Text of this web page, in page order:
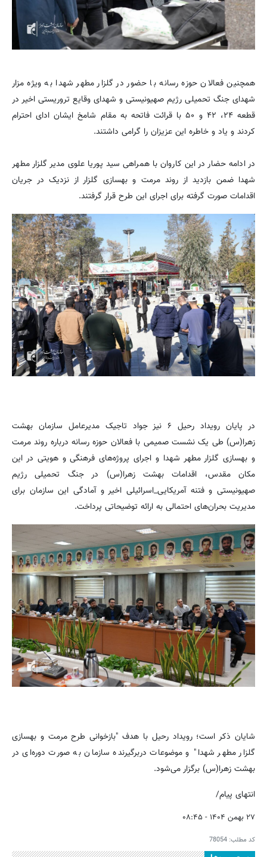
همچنین فعالان حوزه رسانه با حضور در گلزار مطهر شهدا به ویژه مزار
شهدای جنگ تحمیلی رژیم صهیونیستی و شهدای وقایع تروریستی اخیر در
قطعه ۲۴، ۴۲ و ۵۰ با قرائت فاتحه به مقام شامخ ایشان ادای احترام
کردند و یاد و خاطره این عزیزان را گرامی داشتند.
در ادامه حضار در این کاروان با همراهی سید پوریا علوی مدیر گلزار مطهر
شهدا ضمن بازدید از روند مرمت و بهسازی گلزار از نزدیک در جریان
اقدامات صورت گرفته برای اجرای این طرح قرار گرفتند.
در پایان رویداد رحیل ۶ نیز جواد تاجیک مدیرعامل سازمان بهشت
زهرا(س) طی یک نشست صمیمی با فعالان حوزه رسانه درباره روند مرمت
و بهسازی گلزار مطهر شهدا و اجرای پروژه‌های فرهنگی و هویتی در این
مکان مقدس، اقدامات بهشت زهرا(س) در جنگ تحمیلی رژیم
صهیونیستی و فتنه آمریکایی_اسرائیلی اخیر و آمادگی این سازمان برای
مدیریت بحران‌های احتمالی به ارائه توضیحاتی پرداخت.
شایان ذکر است؛ رویداد رحیل با هدف "بازخوانی طرح مرمت و بهسازی
گلزار مطهر شهدا" و موضوعات دربرگیرنده سازمان به صورت دوره‌ای در
بهشت زهرا(س) برگزار می‌شود.
انتهای پیام/
۲۷ بهمن ۱۴۰۴ - ۰۸:۴۵
کد مطلب: 78054